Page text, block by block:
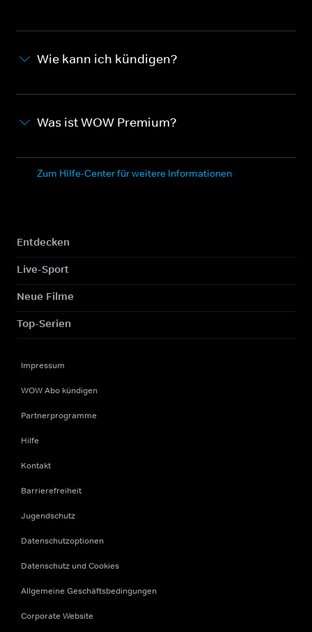
Wie kann ich kündigen?
Was ist WOW Premium?
Zum Hilfe-Center für weitere Informationen
Entdecken
Live-Sport
Neue Filme
Top-Serien
Impressum
WOW Abo kündigen
Partnerprogramme
Hilfe
Kontakt
Barrierefreiheit
Jugendschutz
Datenschutzoptionen
Datenschutz und Cookies
Allgemeine Geschäftsbedingungen
Corporate Website